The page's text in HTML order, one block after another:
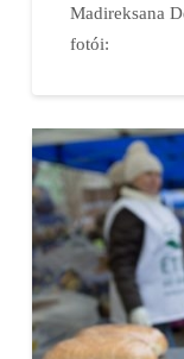
Madireksana
fotói: